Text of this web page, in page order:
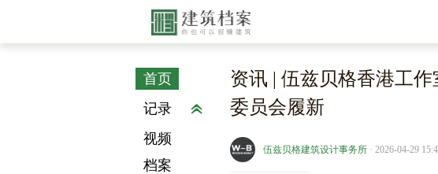
首页
记录
视频
档案
资讯 | 伍兹贝格香港工
委员会履新
伍兹贝格建筑设计事务所 · 2026-04-29